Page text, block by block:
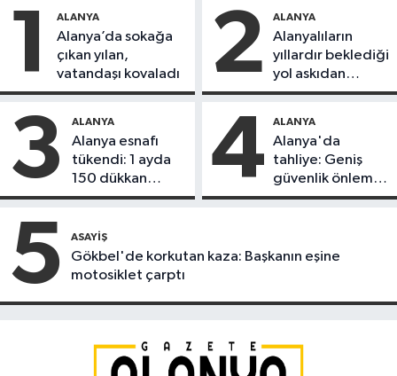
1 ALANYA
Alanya’da sokağa
çıkan yılan,
vatandaşı kovaladı
2 ALANYA
Alanyalıların
yıllardır beklediği
yol askıdan
döndü
3 ALANYA
Alanya esnafı
tükendi: 1 ayda
150 dükkan
kapandı
4 ALANYA
Alanya'da
tahliye: Geniş
güvenlik önlemi
alındı
5 ASAYIŞ
Gökbel'de korkutan kaza: Başkanın eşine
motosiklet çarptı